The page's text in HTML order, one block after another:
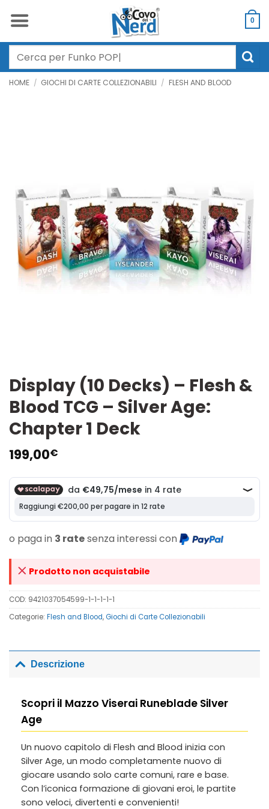
0
Cerca:
HOME / GIOCHI DI CARTE COLLEZIONABILI / FLESH AND BLOOD
Display (10 Decks) – Flesh &
Blood TCG – Silver Age:
Chapter 1 Deck
199,00€
o paga in 3 ratesenza interessi con
Prodotto non acquistabile
COD: 9421037054599-1-1-1-1-1
Categorie: Flesh and Blood, Giochi di Carte Collezionabili
Descrizione
Scopri il Mazzo Viserai Runeblade Silver
Age
Un nuovo capitolo di Flesh and Blood inizia con
Silver Age, un modo completamente nuovo di
giocare usando solo carte comuni, rare e base.
Con l’iconica formazione di giovani eroi, le partite
sono veloci, divertenti e convenienti!